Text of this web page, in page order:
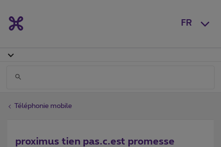
FR
Téléphonie mobile
proximus tien pas.c.est promesse